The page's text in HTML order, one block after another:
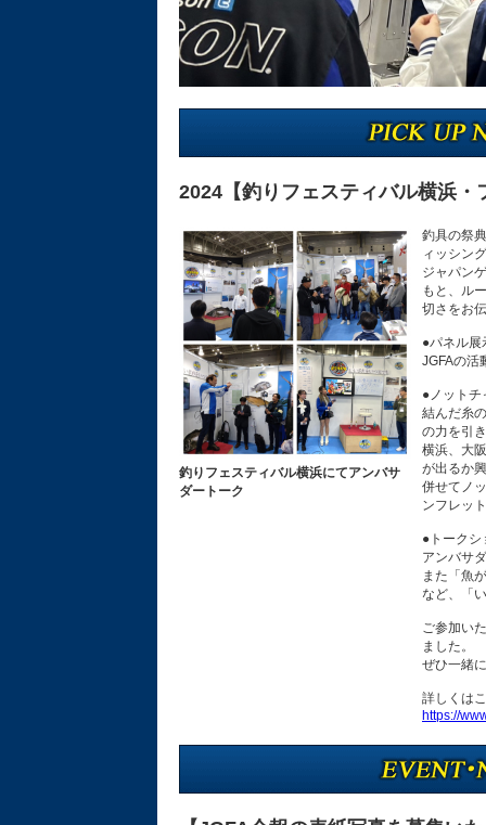
2024【釣りフェスティバル横浜
釣りフェスティバル横浜にてアンバサ
ダートーク
釣具の祭
ィッシン
ジャパン
もと、ル
切さをお
●パネル展
JGFAの活
●ノットチ
結んだ糸
の力を引
横浜、大
が出るか
併せてノ
ンフレッ
●トークシ
アンバサ
また「魚
など、「
ご参加い
ました。
ぜひ一緒
詳しくは
https://